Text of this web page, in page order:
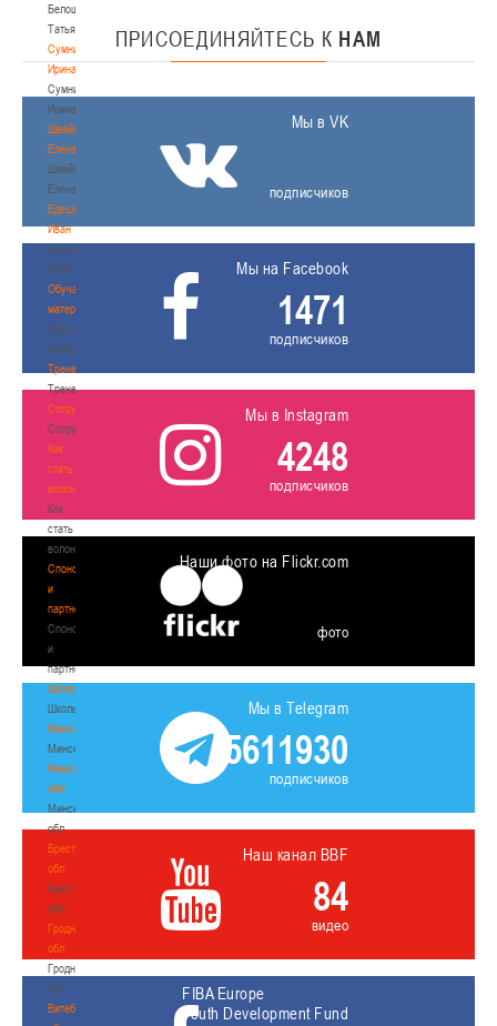
Белошапко
Татьяна
Сумникова
Ирина
Сумникова
Ирина
Швайбович
Елена
Швайбович
Елена
Едешко
Иван
Едешко
Иван
Обучающие
материалы
Обучающие
материалы
Тренерам
Тренерам
Сотрудничество
Сотрудничество
Как
стать
волонтером
Как
стать
волонтером
Спонсоры
и
партнеры
Спонсоры
и
партнеры
Школы
Школы
Минск
Минск
Минская
обл
Минская
обл
Брестская
обл
Брестская
обл
Гродненская
обл
Гродненская
обл
Витебская
ПРИСОЕДИНЯЙТЕСЬ К НАМ
Мы в VK
подписчиков
Мы на Facebook
1471
подписчиков
Мы в Instagram
4248
подписчиков
Наши фото на Flickr.com
фото
Мы в Telegram
5611930
подписчиков
Наш канал BBF
84
видео
FIBA Europe
Youth Development Fund